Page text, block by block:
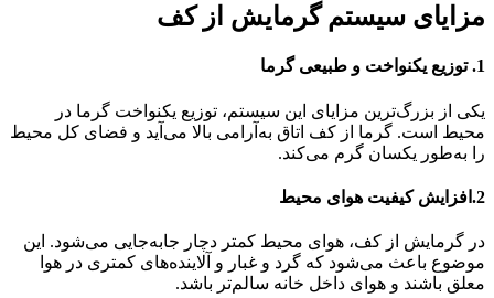
مزایای سیستم گرمایش از کف
1. توزیع یکنواخت و طبیعی گرما
یکی از بزرگ‌ترین مزایای این سیستم، توزیع یکنواخت گرما در
محیط است. گرما از کف اتاق به‌آرامی بالا می‌آید و فضای کل محیط
را به‌طور یکسان گرم می‌کند.
2. افزایش کیفیت هوای محیط
در گرمایش از کف، هوای محیط کمتر دچار جابه‌جایی می‌شود. این
موضوع باعث می‌شود که گرد و غبار و آلاینده‌های کمتری در هوا
معلق باشند و هوای داخل خانه سالم‌تر باشد.